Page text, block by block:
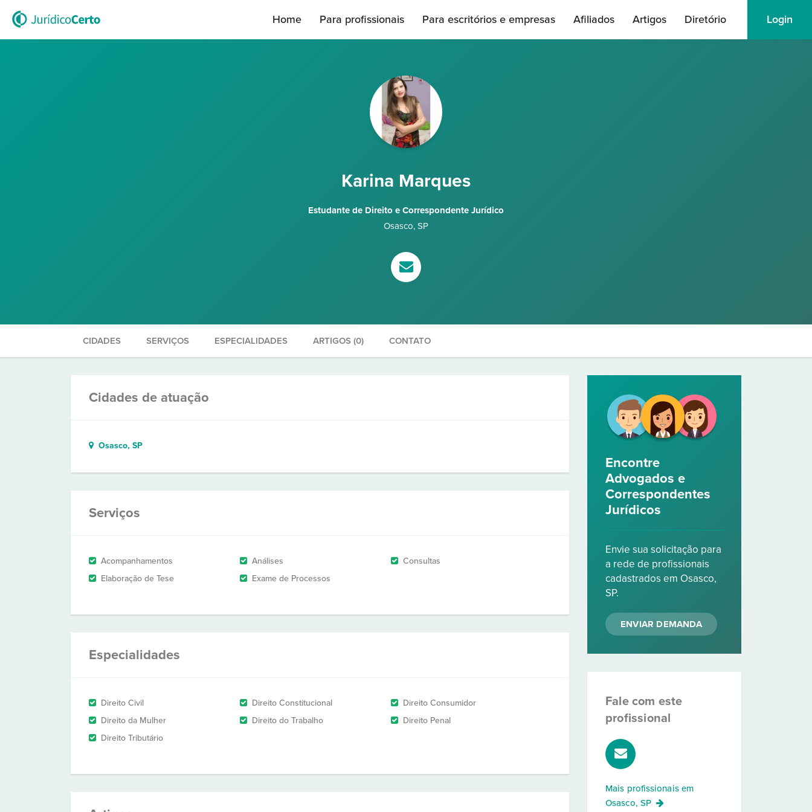
Home Para profissionais Para escritórios e empresas Afiliados Artigos Diretório Login
Karina Marques
Estudante de Direito e Correspondente Jurídico
Osasco, SP
CIDADES SERVIÇOS ESPECIALIDADES ARTIGOS (0) CONTATO
Cidades de atuação
Osasco, SP
Serviços
Acompanhamentos Análises
Consultas
Elaboração de Tese
Exame de Processos
Especialidades
Direito Civil Direito Constitucional
Direito Consumidor
Direito da Mulher
Direito do Trabalho
Direito Penal
Direito Tributário
Encontre
Advogados e
Correspondentes
Jurídicos
Envie sua solicitação para
a rede de profissionais
cadastrados em Osasco,
SP.
ENVIAR DEMANDA
Fale com este
profissional
Mais profissionais em
Osasco, SP